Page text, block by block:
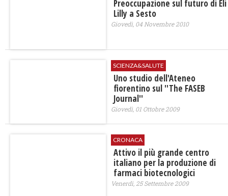
Preoccupazione sul futuro di Eli
Lilly a Sesto
Giovedì, 04 Novembre 2010
SCIENZA&SALUTE
Uno studio dell'Ateneo
fiorentino sul ''The FASEB
Journal''
Giovedì, 01 Ottobre 2009
CRONACA
Attivo il più grande centro
italiano per la produzione di
farmaci biotecnologici
Venerdì, 25 Settembre 2009